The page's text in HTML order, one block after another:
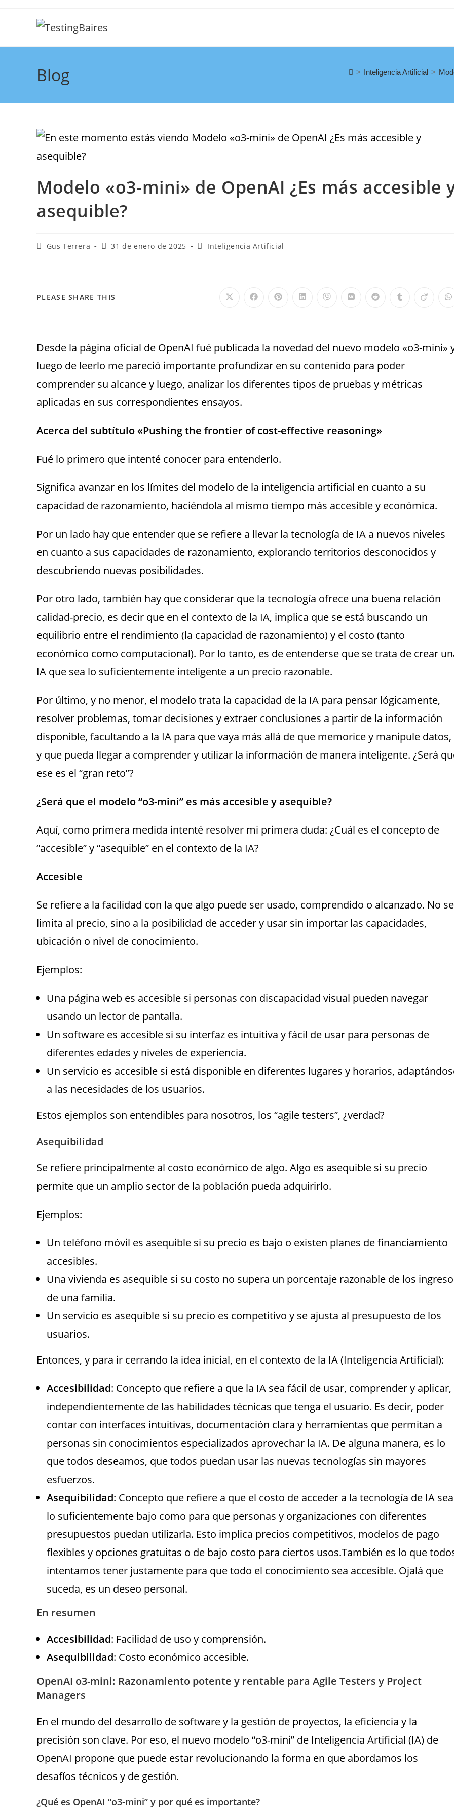
Blog > Inteligencia Artificial >
Modelo «o3-mini» de OpenAI ¿Es más accesible
asequible?
Gus Terrera 31 de enero de 2025 Inteligencia Artificial
PLEASE SHARE THIS
Desde la página oficial de OpenAI fué publicada la novedad del nuevo modelo «o3-mini»
luego de leerlo me pareció importante profundizar en su contenido para poder
comprender su alcance y luego, analizar los diferentes tipos de pruebas y métricas
aplicadas en sus correspondientes ensayos.
Acerca del subtítulo «Pushing the frontier of cost-effective reasoning»
Fué lo primero que intenté conocer para entenderlo.
Significa avanzar en los límites del modelo de la inteligencia artificial en cuanto a su
capacidad de razonamiento, haciéndola al mismo tiempo más accesible y económica.
Por un lado hay que entender que se refiere a llevar la tecnología de IA a nuevos niveles
en cuanto a sus capacidades de razonamiento, explorando territorios desconocidos y
descubriendo nuevas posibilidades.
Por otro lado, también hay que considerar que la tecnología ofrece una buena relación
calidad-precio, es decir que en el contexto de la IA, implica que se está buscando un
equilibrio entre el rendimiento (la capacidad de razonamiento) y el costo (tanto
económico como computacional). Por lo tanto, es de entenderse que se trata de crear
IA que sea lo suficientemente inteligente a un precio razonable.
Por último, y no menor, el modelo trata la capacidad de la IA para pensar lógicamente,
resolver problemas, tomar decisiones y extraer conclusiones a partir de la información
disponible, facultando a la IA para que vaya más allá de que memorice y manipule datos,
y que pueda llegar a comprender y utilizar la información de manera inteligente. ¿Será
ese es el “gran reto”?
¿Será que el modelo “o3-mini” es más accesible y asequible?
Aquí, como primera medida intenté resolver mi primera duda: ¿Cuál es el concepto de
“accesible” y “asequible” en el contexto de la IA?
Accesible
Se refiere a la facilidad con la que algo puede ser usado, comprendido o alcanzado. No se
limita al precio, sino a la posibilidad de acceder y usar sin importar las capacidades,
ubicación o nivel de conocimiento.
Ejemplos:
Una página web es accesible si personas con discapacidad visual pueden navegar
usando un lector de pantalla.
Un software es accesible si su interfaz es intuitiva y fácil de usar para personas de
diferentes edades y niveles de experiencia.
Un servicio es accesible si está disponible en diferentes lugares y horarios,
a las necesidades de los usuarios.
Estos ejemplos son entendibles para nosotros, los “agile testers”, ¿verdad?
Asequibilidad
Se refiere principalmente al costo económico de algo. Algo es asequible si su precio
permite que un amplio sector de la población pueda adquirirlo.
Ejemplos:
Un teléfono móvil es asequible si su precio es bajo o existen planes de financiamiento
accesibles.
Una vivienda es asequible si su costo no supera un porcentaje razonable de los
de una familia.
Un servicio es asequible si su precio es competitivo y se ajusta al presupuesto de los
usuarios.
Entonces, y para ir cerrando la idea inicial, en el contexto de la IA (Inteligencia Artificial):
Accesibilidad: Concepto que refiere a que la IA sea fácil de usar, comprender y aplicar,
independientemente de las habilidades técnicas que tenga el usuario. Es decir, poder
contar con interfaces intuitivas, documentación clara y herramientas que permitan a
personas sin conocimientos especializados aprovechar la IA. De alguna manera, es lo
que todos deseamos, que todos puedan usar las nuevas tecnologías sin mayores
esfuerzos.
Asequibilidad: Concepto que refiere a que el costo de acceder a la tecnología de IA sea
lo suficientemente bajo como para que personas y organizaciones con diferentes
presupuestos puedan utilizarla. Esto implica precios competitivos, modelos de pago
flexibles y opciones gratuitas o de bajo costo para ciertos usos.También es lo que
intentamos tener justamente para que todo el conocimiento sea accesible. Ojalá que
suceda, es un deseo personal.
En resumen
Accesibilidad: Facilidad de uso y comprensión.
Asequibilidad: Costo económico accesible.
OpenAI o3-mini: Razonamiento potente y rentable para Agile Testers y Project
Managers
En el mundo del desarrollo de software y la gestión de proyectos, la eficiencia y la
precisión son clave. Por eso, el nuevo modelo “o3-mini” de Inteligencia Artificial (IA) de
OpenAI propone que puede estar revolucionando la forma en que abordamos los
desafíos técnicos y de gestión.
¿Qué es OpenAI “o3-mini” y por qué es importante?